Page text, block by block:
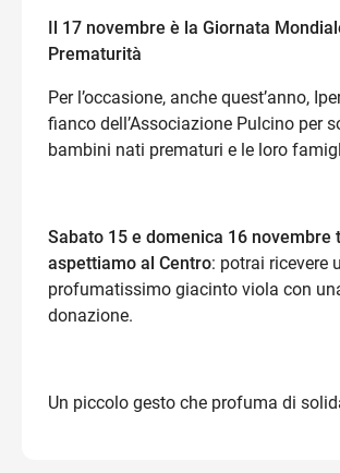
Il 17 novembre è la Giornata
Prematurità ⁣
Per l’occasione, anche quest’anno,
fianco dell’Associazione Pulcino per
bambini nati prematuri e le loro
Sabato 15 e domenica 16 novembre
aspettiamo al Centro: potrai ricevere
profumatissimo giacinto viola con
donazione.
Un piccolo gesto che profuma di